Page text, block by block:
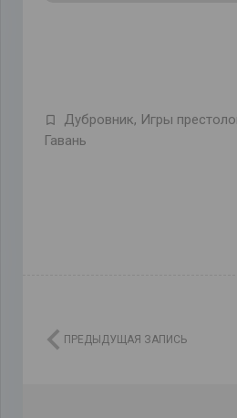
Дубровник, Игры
Гавань
ПРЕДЫДУЩАЯ ЗАПИСЬ